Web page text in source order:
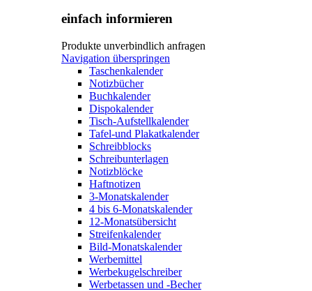
einfach informieren
Produkte unverbindlich anfragen
Navigation überspringen
Taschenkalender
Notizbücher
Buchkalender
Dispokalender
Tisch-Aufstellkalender
Tafel-und Plakatkalender
Schreibblocks
Schreibunterlagen
Notizblöcke
Haftnotizen
3-Monatskalender
4 bis 6-Monatskalender
12-Monatsübersicht
Streifenkalender
Bild-Monatskalender
Werbemittel
Werbekugelschreiber
Werbetassen und -Becher